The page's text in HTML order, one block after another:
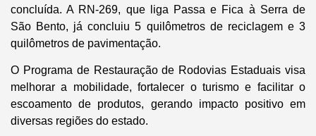
concluída. A RN-269, que liga Passa e Fica à Serra de
São Bento, já concluiu 5 quilômetros de reciclagem e 3
quilômetros de pavimentação.
O Programa de Restauração de Rodovias Estaduais visa
melhorar a mobilidade, fortalecer o turismo e facilitar o
escoamento de produtos, gerando impacto positivo em
diversas regiões do estado.